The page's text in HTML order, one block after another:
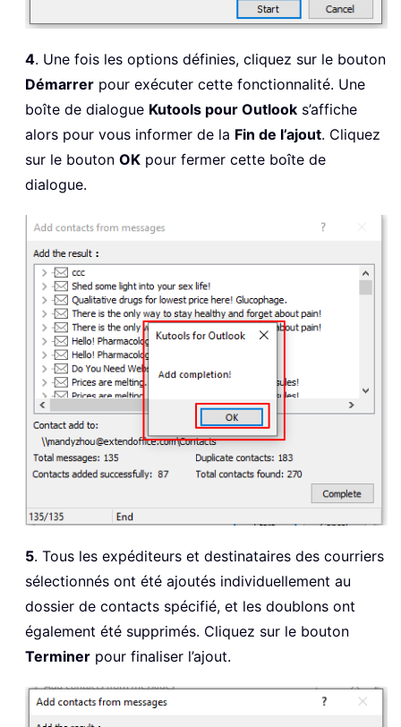
4. Une fois les options définies, cliquez sur le bouton
Démarrer pour exécuter cette fonctionnalité. Une
boîte de dialogue Kutools pour Outlook s’affiche
alors pour vous informer de la Fin de l’ajout. Cliquez
sur le bouton OK pour fermer cette boîte de
dialogue.
5. Tous les expéditeurs et destinataires des courriers
sélectionnés ont été ajoutés individuellement au
dossier de contacts spécifié, et les doublons ont
également été supprimés. Cliquez sur le bouton
Terminer pour finaliser l’ajout.